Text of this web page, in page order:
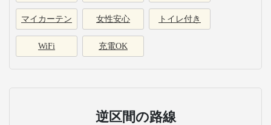
マイカーテン 女性安心 トイレ付き
WiFi 充電OK
逆区間の路線